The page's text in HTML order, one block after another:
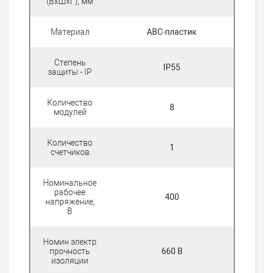
Материал АВС-пластик
Степень
защиты - IP
IP55
Количество
модулей
8
Количество
счетчиков
1
Номинальное
рабочее
напряжение,
В
400
Номин электр
прочность
изоляции
660 В